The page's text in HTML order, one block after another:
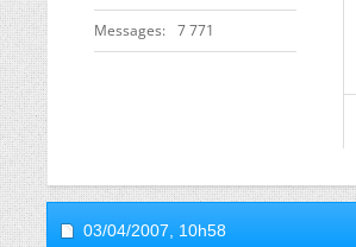
Messages 7 771
03/04/2007, 10h58